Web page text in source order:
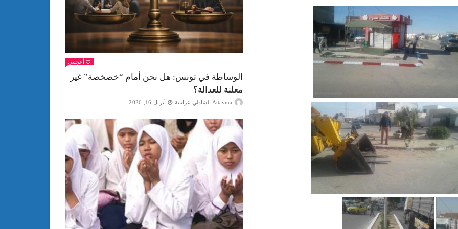
أعجبني
الوساطة في تونس: هل نحن أمام “خصخصة” غير
معلنة للعدالة؟
Attayma الشاذلي عرايبية أبريل 16, 2026